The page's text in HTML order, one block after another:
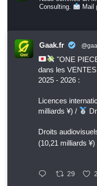
Consulting.
Mail
Gaak.fr
"ONE
dans les
2025 - 2026 :
Licences
milliards ¥) /
Droits
(10,21 milliards ¥)
29